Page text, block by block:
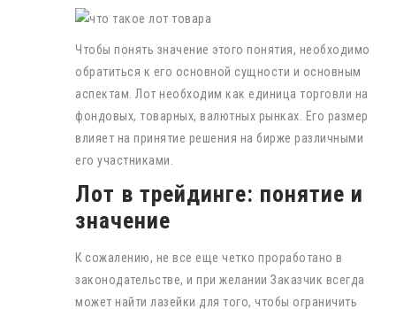
Чтобы понять значение этого понятия, необходимо
обратиться к его основной сущности и основным
аспектам. Лот необходим как единица торговли на
фондовых, товарных, валютных рынках. Его размер
влияет на принятие решения на бирже различными
его участниками.
Лот в трейдинге: понятие и
значение
К сожалению, не все еще четко проработано в
законодательстве, и при желании Заказчик всегда
может найти лазейки для того, чтобы ограничить